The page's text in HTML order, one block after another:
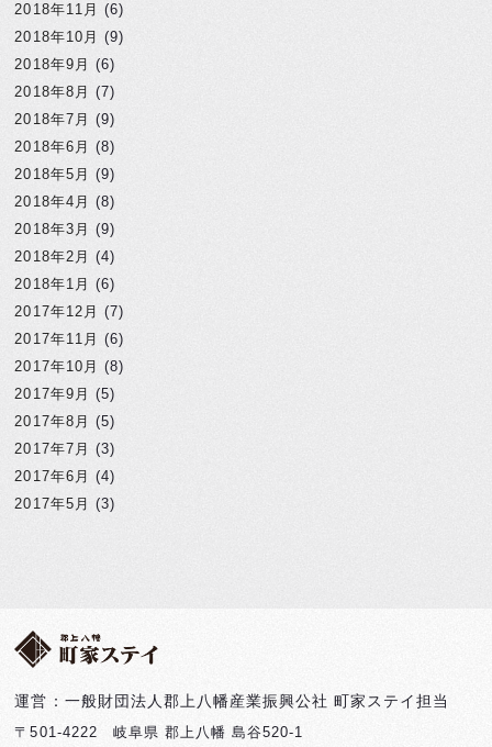
2018年11月 (6)
2018年10月 (9)
2018年9月 (6)
2018年8月 (7)
2018年7月 (9)
2018年6月 (8)
2018年5月 (9)
2018年4月 (8)
2018年3月 (9)
2018年2月 (4)
2018年1月 (6)
2017年12月 (7)
2017年11月 (6)
2017年10月 (8)
2017年9月 (5)
2017年8月 (5)
2017年7月 (3)
2017年6月 (4)
2017年5月 (3)
運営：一般財団法人郡上八幡産業振興公社 町家ステイ担当
〒501-4222 岐阜県 郡上八幡 島谷520-1